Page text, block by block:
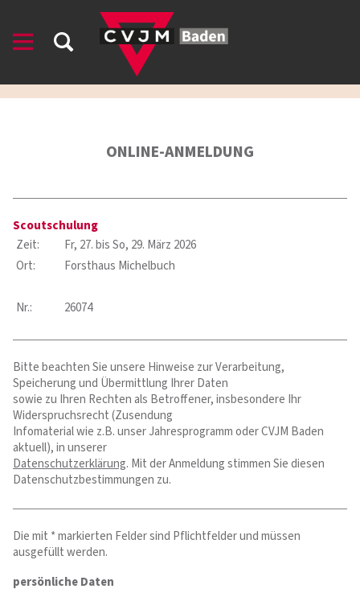
ONLINE-ANMELDUNG
Scoutschulung
Zeit:
Fr, 27. bis So, 29. März 2026
Ort:
Forsthaus Michelbuch
Nr.: 26074
Bitte beachten Sie unsere Hinweise zur Verarbeitung,
Speicherung und Übermittlung Ihrer Daten
sowie zu Ihren Rechten als Betroffener, insbesondere Ihr
Widerspruchsrecht (Zusendung
Infomaterial wie z.B. unser Jahresprogramm oder CVJM Baden
aktuell), in unserer
Datenschutzerklärung. Mit der Anmeldung stimmen Sie diesen
Datenschutzbestimmungen zu.
Die mit * markierten Felder sind Pflichtfelder und müssen
ausgefüllt werden.
persönliche Daten